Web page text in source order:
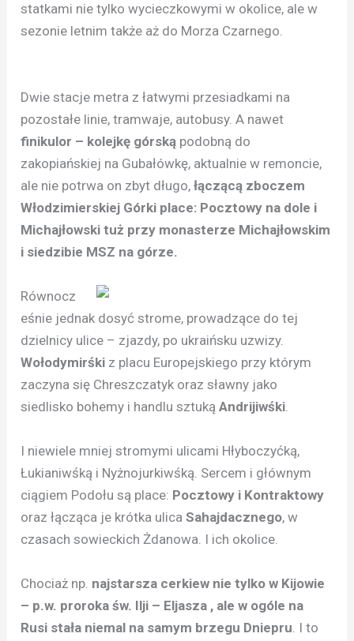
statkami nie tylko wycieczkowymi w okolice, ale w
sezonie letnim także aż do Morza Czarnego.
Dwie stacje metra z łatwymi przesiadkami na
pozostałe linie, tramwaje, autobusy. A nawet
finikulor – kolejkę górską podobną do
zakopiańskiej na Gubałówkę, aktualnie w remoncie,
ale nie potrwa on zbyt długo,łączącą zboczem
Włodzimierskiej Górki place: Pocztowy na dole i
Michajłowski tuż przy monasterze Michajłowskim
i siedzibie MSZ na górze.
Równocz
eśnie jednak dosyć strome, prowadzące do tej
dzielnicy ulice – zjazdy, po ukraińsku uzwizy.
Wołodymirśki z placu Europejskiego przy którym
zaczyna się Chreszczatyk oraz sławny jako
siedlisko bohemy i handlu sztuką Andrijiwśki.
I niewiele mniej stromymi ulicami Hłyboczyćką,
Łukianiwśką i Nyżnojurkiwśką. Sercem i głównym
ciągiem Podołu są place: Pocztowy i Kontraktowy
oraz łącząca je krótka ulicaSahajdacznego, w
czasach sowieckich Żdanowa. I ich okolice.
Chociaż np. najstarsza cerkiew nie tylko w Kijowie
– p.w. proroka św. Ilji – Eljasza , ale w ogóle na
Rusi stała niemal na samym brzegu Dniepru. I to